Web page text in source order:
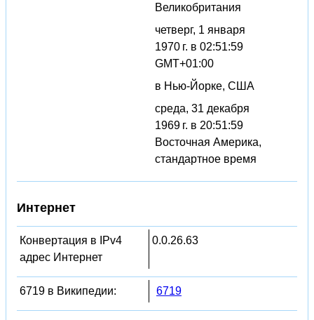
Великобритания
четверг, 1 января
1970 г. в 02:51:59
GMT+01:00
в Нью-Йорке, США
среда, 31 декабря
1969 г. в 20:51:59
Восточная Америка,
стандартное время
Интернет
Конвертация в IPv4
адрес Интернет
0.0.26.63
6719 в Википедии: 6719